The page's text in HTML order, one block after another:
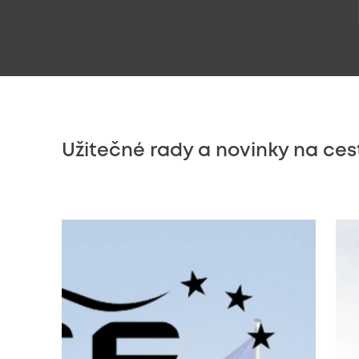
Užitečné rady a novinky na